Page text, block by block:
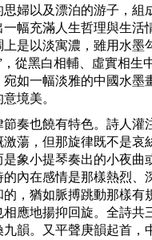
婦以及漂泊的游子，組
幅充滿人生哲理與生活
是以淡寓濃，雖用水墨
，從黑白相輔、虛實相生
宛如一幅淡雅的中國水墨
境美。
也饒有特色。詩人灌
蕩，但那旋律既不是哀
是象小提琴奏出的小夜曲
內在感情是那樣熱烈、
的，猶如脈搏跳動那樣有
應地揚抑回旋。全詩共
韻。又平聲庚韻起首，